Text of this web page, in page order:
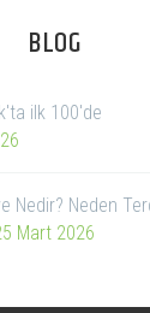
BLOG
ilk 100'de
Nedir? Neden
Mart 2026